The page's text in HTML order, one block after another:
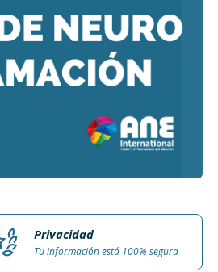
Privacidad
Tu información está 100% segura